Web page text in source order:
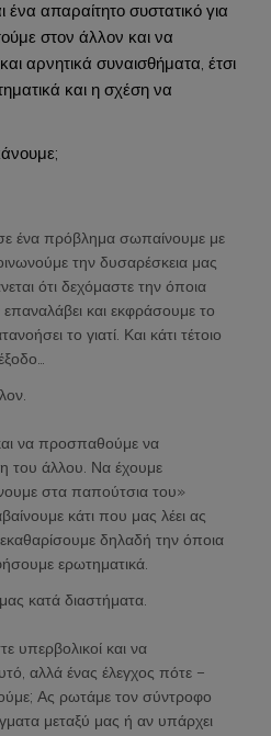
ένα απαραίτητο συστατικό για
στον άλλον και να
αρνητικά συναισθήματα, έτσι
και η σχέση να
ένα πρόβλημα σωπαίνουμε με
την δυσαρέσκεια μας
ότι δεχόμαστε την όποια
και εκφράσουμε το
το γιατί. Και κάτι τέτοιο
να προσπαθούμε να
του άλλου. Να έχουμε
στα παπούτσια του»
κάτι που μας λέει ας
δηλαδή την όποια
ερωτηματικά.
κατά διαστήματα.
υπερβολικοί και να
αλλά ένας έλεγχος πότε –
Ας ρωτάμε τον σύντροφο
μεταξύ μας ή αν υπάρχει